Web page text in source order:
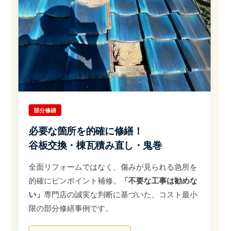
部分修繕
必要な箇所を的確に修繕！
谷板交換・棟瓦積み直し・鬼巻
全面リフォームではなく、傷みが見られる急所を
的確にピンポイント補修。
「不要な工事は勧めな
い」 専門店の誠実な判断に基づいた、コスト最小
限の部分修繕事例です。